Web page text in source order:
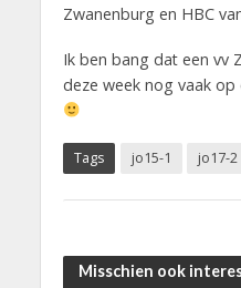
Zwanenburg en HBC
Ik ben bang dat een vv
deze week nog vaak
Tags jo15-1 jo17-2
Misschien ook